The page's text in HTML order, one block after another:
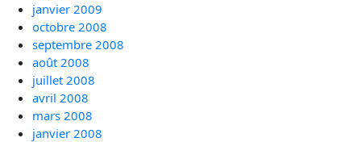
janvier 2009
octobre 2008
septembre 2008
août 2008
juillet 2008
avril 2008
mars 2008
janvier 2008